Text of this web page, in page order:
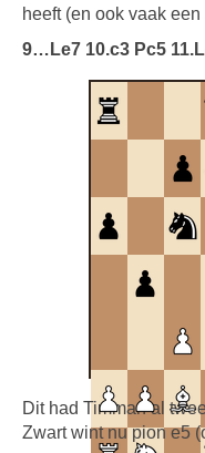
heeft (en ook vaak
9…Le7 10.c3 Pc5
Dit had Timman al
Zwart wint nu pion e5